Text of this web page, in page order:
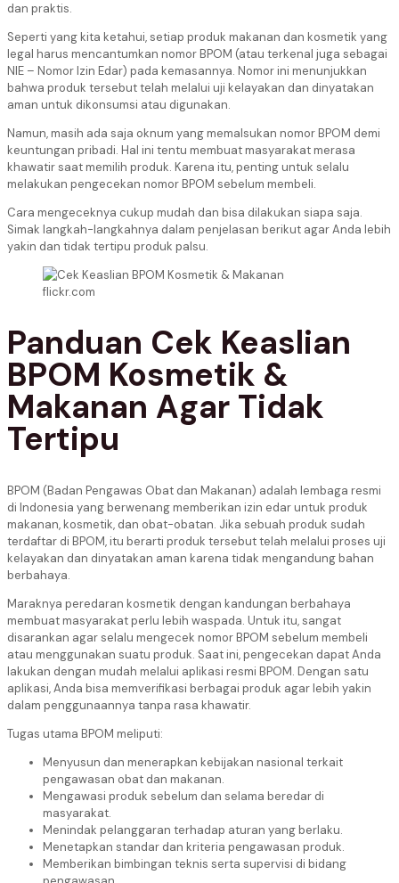
dan praktis.
Seperti yang kita ketahui, setiap produk makanan dan kosmetik yang
legal harus mencantumkan nomor BPOM (atau terkenal juga sebagai
NIE – Nomor Izin Edar) pada kemasannya. Nomor ini menunjukkan
bahwa produk tersebut telah melalui uji kelayakan dan dinyatakan
aman untuk dikonsumsi atau digunakan.
Namun, masih ada saja oknum yang memalsukan nomor BPOM demi
keuntungan pribadi. Hal ini tentu membuat masyarakat merasa
khawatir saat memilih produk. Karena itu, penting untuk selalu
melakukan pengecekan nomor BPOM sebelum membeli.
Cara mengeceknya cukup mudah dan bisa dilakukan siapa saja.
Simak langkah-langkahnya dalam penjelasan berikut agar Anda lebih
yakin dan tidak tertipu produk palsu.
flickr.com
Panduan Cek Keaslian
BPOM Kosmetik &
Makanan Agar Tidak
Tertipu
BPOM (Badan Pengawas Obat dan Makanan) adalah lembaga resmi
di Indonesia yang berwenang memberikan izin edar untuk produk
makanan, kosmetik, dan obat-obatan. Jika sebuah produk sudah
terdaftar di BPOM, itu berarti produk tersebut telah melalui proses uji
kelayakan dan dinyatakan aman karena tidak mengandung bahan
berbahaya.
Maraknya peredaran kosmetik dengan kandungan berbahaya
membuat masyarakat perlu lebih waspada. Untuk itu, sangat
disarankan agar selalu mengecek nomor BPOM sebelum membeli
atau menggunakan suatu produk. Saat ini, pengecekan dapat Anda
lakukan dengan mudah melalui aplikasi resmi BPOM. Dengan satu
aplikasi, Anda bisa memverifikasi berbagai produk agar lebih yakin
dalam penggunaannya tanpa rasa khawatir.
Tugas utama BPOM meliputi:
Menyusun dan menerapkan kebijakan nasional terkait
pengawasan obat dan makanan.
Mengawasi produk sebelum dan selama beredar di
masyarakat.
Menindak pelanggaran terhadap aturan yang berlaku.
Menetapkan standar dan kriteria pengawasan produk.
Memberikan bimbingan teknis serta supervisi di bidang